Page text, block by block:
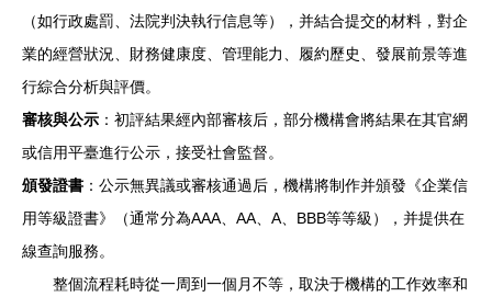
（如行政處罰、法院判決執行信息等），并結合提交的材料，對企
業的經營狀況、財務健康度、管理能力、履約歷史、發展前景等進
行綜合分析與評價。
審核與公示 ：初評結果經內部審核后，部分機構會將結果在其官網
或信用平臺進行公示，接受社會監督。
頒發證書 ：公示無異議或審核通過后，機構將制作并頒發《企業信
用等級證書》（通常分為AAA、AA、A、BBB等等級），并提供在
線查詢服務。
整個流程耗時從一周到一個月不等，取決于機構的工作效率和